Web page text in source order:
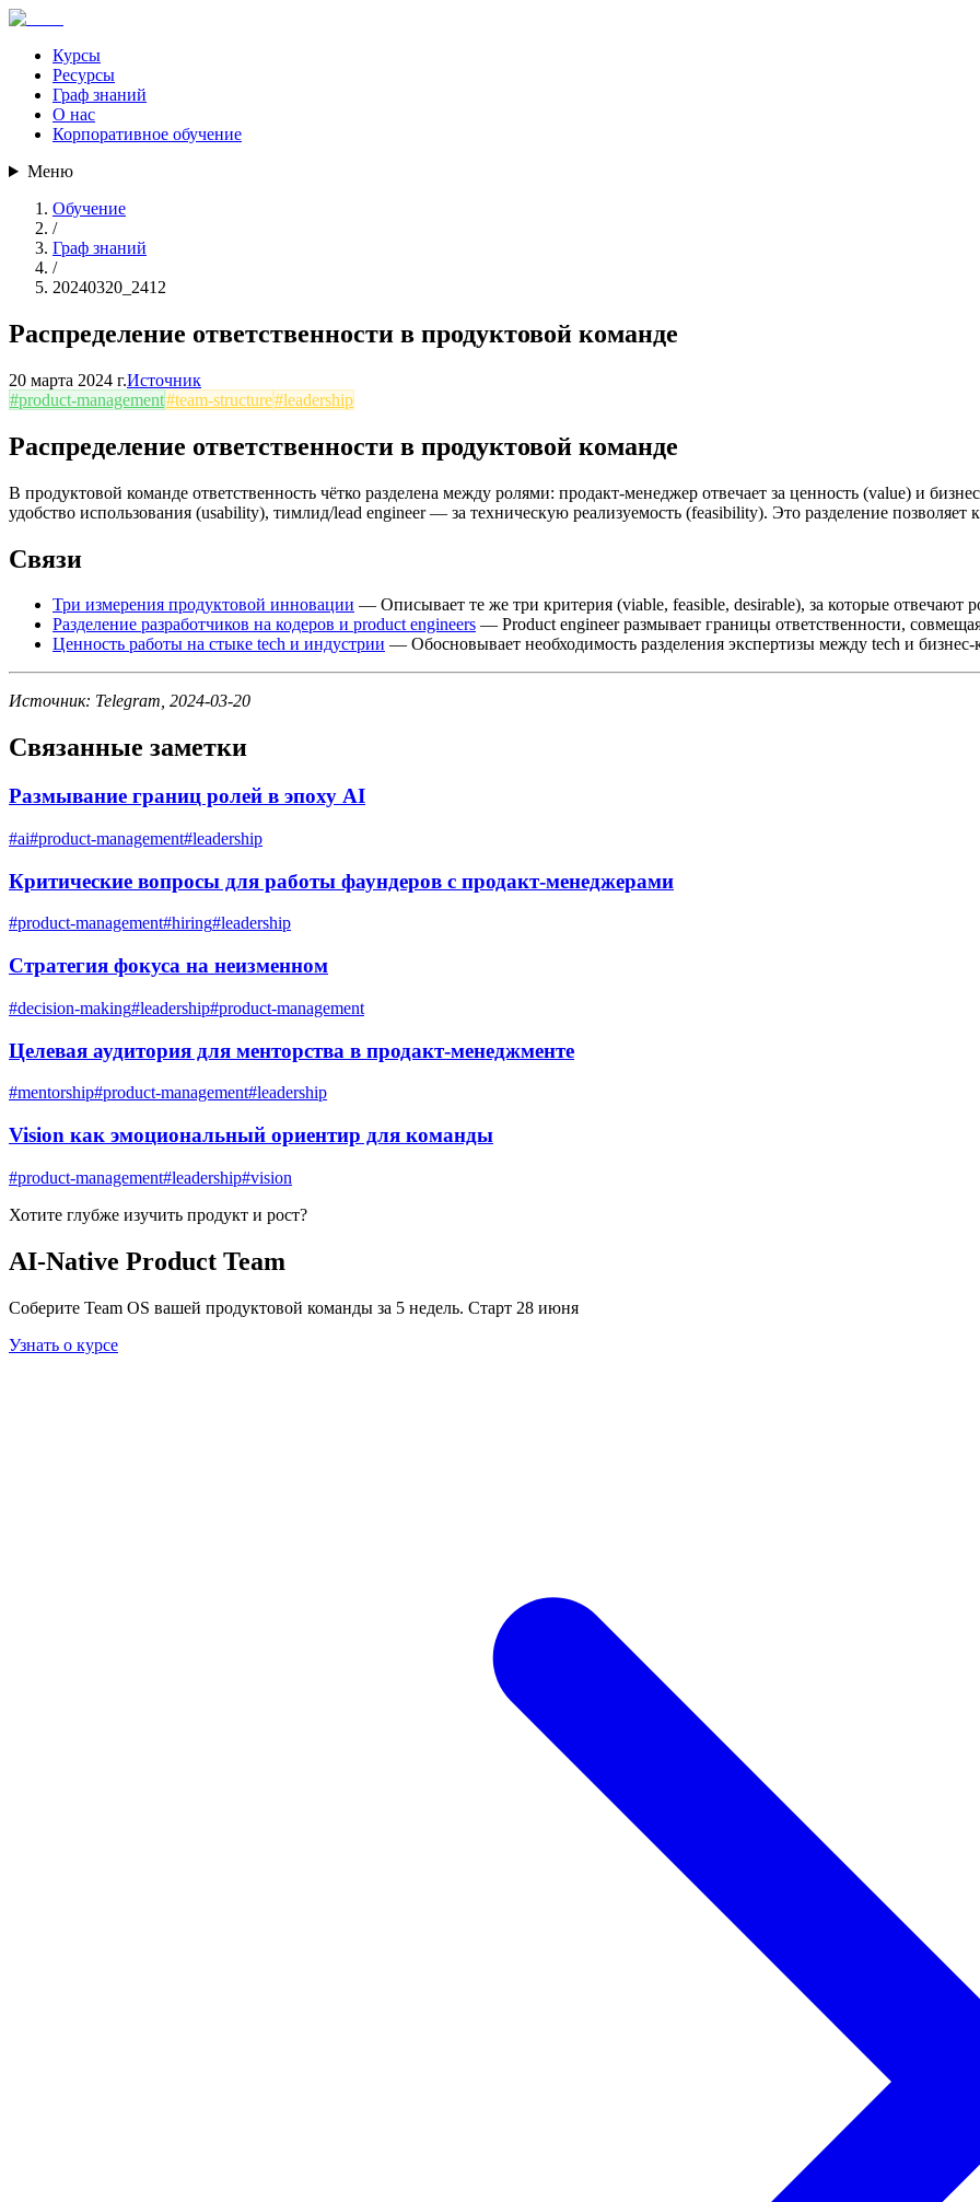
Курсы
Ресурсы
Граф знаний
О нас
Корпоративное обучение
Меню
Обучение
/
Граф знаний
/
20240320_2412
Распределение ответственности в продуктовой команде
20 марта 2024 г.Источник
#product-management#team-structure#leadership
Распределение ответственности в продуктовой команде
В продуктовой команде ответственность чётко разделена между ролями: продакт-менеджер отвечает за ценность (value) и
удобство использования (usability), тимлид/lead engineer — за техническую реализуемость (feasibility). Это разделение позволяет
Связи
Три измерения продуктовой инновации — Описывает те же три критерия (viable, feasible, desirable), за которые отвечают
Разделение разработчиков на кодеров и product engineers — Product engineer размывает границы ответственности,
Ценность работы на стыке tech и индустрии — Обосновывает необходимость разделения экспертизы между tech и бизнес-
Источник: Telegram, 2024-03-20
Связанные заметки
Размывание границ ролей в эпоху AI
#ai#product-management#leadership
Критические вопросы для работы фаундеров с продакт-менеджерами
#product-management#hiring#leadership
Стратегия фокуса на неизменном
#decision-making#leadership#product-management
Целевая аудитория для менторства в продакт-менеджменте
#mentorship#product-management#leadership
Vision как эмоциональный ориентир для команды
#product-management#leadership#vision
Хотите глубже изучить продукт и рост?
AI-Native Product Team
Соберите Team OS вашей продуктовой команды за 5 недель. Старт 28 июня
Узнать о курсе